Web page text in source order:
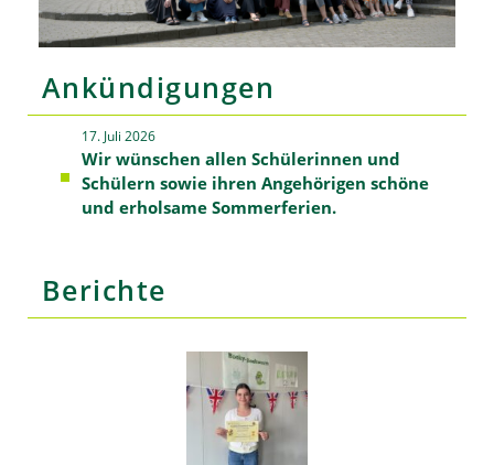
Ankündigungen
17. Juli 2026
Wir wünschen allen Schülerinnen und
Schülern sowie ihren Angehörigen schöne
und erholsame Sommerferien.
Berichte